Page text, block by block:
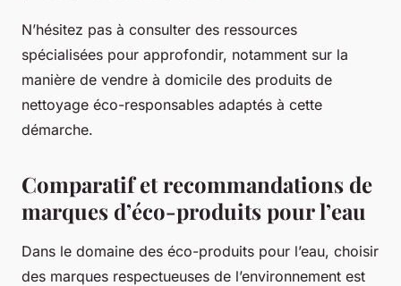
N’hésitez pas à consulter des ressources
spécialisées pour approfondir, notamment sur la
manière de vendre à domicile des produits de
nettoyage éco-responsables adaptés à cette
démarche.
Comparatif et recommandations de
marques d’éco-produits pour l’eau
Dans le domaine des éco-produits pour l’eau, choisir
des marques respectueuses de l’environnement est